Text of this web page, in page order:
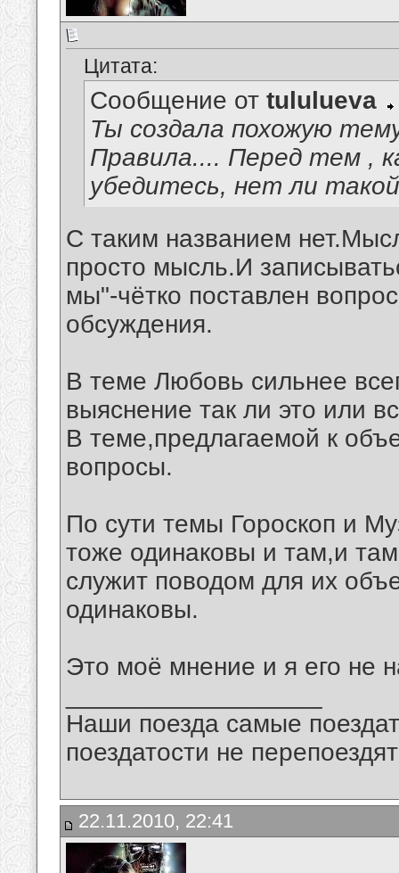
Цитата:
Сообщение от tululueva
Ты создала похожую
Правила.... Перед тем ,
убедитесь, нет ли
С таким названием
просто мысль.И
мы"-чётко поставлен
обсуждения.
В теме Любовь сильнее
выяснение так ли это или
В теме,предлагаемой к
вопросы.
По сути темы Гороскоп и
тоже одинаковы и там,и
служит поводом для их
одинаковы.
Это моё мнение и я его не
Наши поезда самые
поездатости не
22.11.2010, 22:41